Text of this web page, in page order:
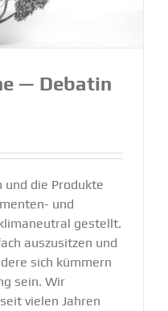
— Debatin
die Produkte
und
gestellt.
auszusitzen und
sich kümmern
sein. Wir
vielen Jahren